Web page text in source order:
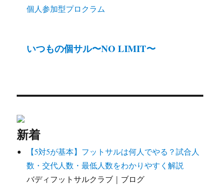
個人参加型プロクラム
いつもの個サル〜NO LIMIT〜
新着
【5対5が基本】フットサルは何人でやる？試合人
数・交代人数・最低人数をわかりやすく解説
バディフットサルクラブ｜ブログ